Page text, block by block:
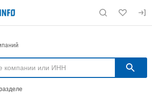
по сайту meatinfo.ru
компаниям